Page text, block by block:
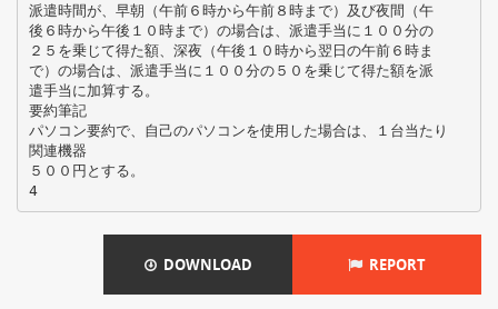
派遣時間が、早朝（午前６時から午前８時まで）及び夜間（午
後６時から午後１０時まで）の場合は、派遣手当に１００分の
２５を乗じて得た額、深夜（午後１０時から翌日の午前６時ま
で）の場合は、派遣手当に１００分の５０を乗じて得た額を派
遣手当に加算する。
要約筆記
パソコン要約で、自己のパソコンを使用した場合は、１台当たり
関連機器
５００円とする。
4
DOWNLOAD REPORT